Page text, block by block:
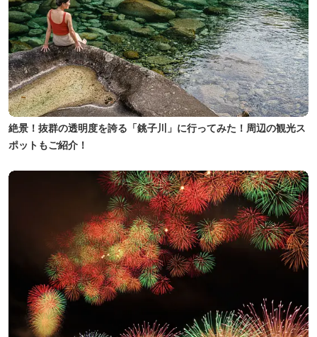
絶景！抜群の透明度を誇る「銚子川」に行ってみた！周辺の観光ス
ポットもご紹介！